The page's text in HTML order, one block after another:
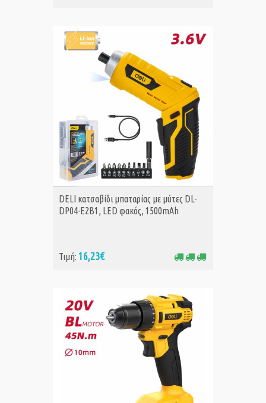
ΑΓΟΡΑ
DELI κατσαβίδι μπαταρίας με μύτες DL-
DP04-E2B1, LED φακός, 1500mAh
Τιμή: 16,23€